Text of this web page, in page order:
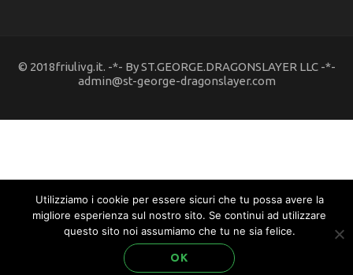
© 2018friulivg.it. -*- By ST.GEORGE.DRAGONSLAYER LLC -*-
admin@st-george-dragonslayer.com
Utilizziamo i cookie per essere sicuri che tu possa avere la
migliore esperienza sul nostro sito. Se continui ad utilizzare
questo sito noi assumiamo che tu ne sia felice.
OK